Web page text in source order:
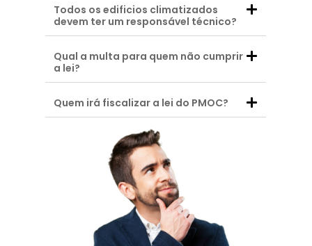
Todos os edificios climatizados
devem ter um responsável técnico?
Qual a multa para quem não cumprir
a lei?
Quem irá fiscalizar a lei do PMOC?